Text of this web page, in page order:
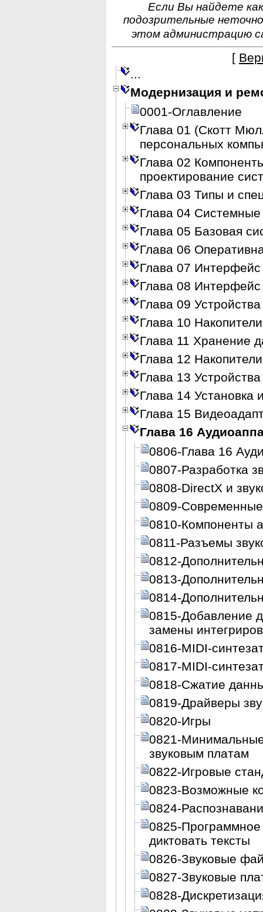
Если Вы найдете
подозрительные
этом администрацию
[
Модернизация и
0001-Оглавление
Глава 01 (Скотт
персональных
Глава 02
проектирование
Глава 03 Типы и
Глава 04
Глава 05 Базовая
Глава 06
Глава 07 Интерфейс
Глава 08 Интерфейс
Глава 09
Глава 10
Глава 11 Хранение
Глава 12
Глава 13
Глава 14 Установка
Глава 15
Глава 16
0806-Глава 16
0807-Разработка
0808-DirectX и
0809-
0810-Компоненты
0811-Разъемы
0812-
0813-
0814-
0815-Добавление
замены
0816-MIDI-
0817-MIDI-
0818-Сжатие
0819-Драйверы
0820-Игры
0821-
звуковым платам
0822-Игровые
0823-Возможные
0824-
0825-
диктовать тексты
0826-Звуковые
0827-Звуковые
0828-